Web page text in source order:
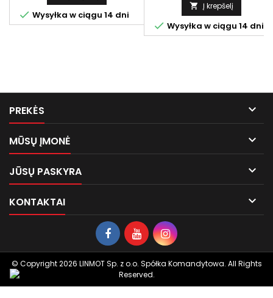
 Wysyłka w ciągu 14 dni
 Į krepšelį
 Wysyłka w ciągu 14 dni
PREKĖS 
MŪSŲ ĮMONĖ 
JŪSŲ PASKYRA 
KONTAKTAI 
© Copyright 2026 LINMOT Sp. z o.o. Spółka Komandytowa. All Rights
Reserved.